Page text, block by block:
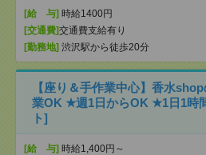
[給 与] 時給1400円
[交通費]交通費支給有り
[勤務地] 渋沢駅から徒歩20分
【座り＆手作業中心】香水
業OK ★週1日からOK ★1日1時
ト]
[給 与] 時給1,400円～